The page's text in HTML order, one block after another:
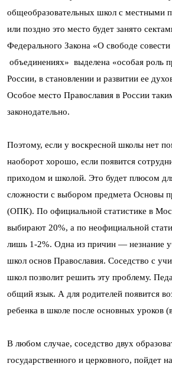
общеобразовательных школ с местными
или поздно это место будет занято
Федерального Закона «О свободе
объединениях» выделена «особая роль
России, в становлении и развитии ее
Особое место Православия в России
законодательно.
Поэтому, если у воскресной школы нет
наоборот хорошо, если появится
приходом и школой. Это будет плюсом
сложности с выбором предмета Основы
(ОПК). По официальной статистике в
выбирают 20%, а по неофициальной
лишь 1-2%. Одна из причин — незнание
школ основ Православия. Соседство с
школ позволит решить эту проблему.
общий язык. А для родителей появится
ребенка в школе после основных уроков
В любом случае, соседство двух
государственного и церковного, пойдет